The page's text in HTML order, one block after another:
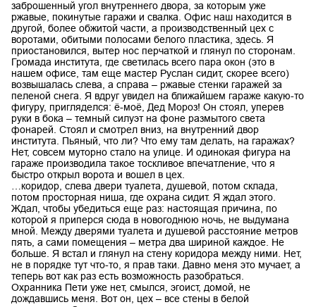
заброшенный угол внутреннего двора, за которым уже
ржавые, покинутые гаражи и свалка. Офис наш находится в
другой, более обжитой части, а производственный цех с
воротами, обитыми полосами белого пластика, здесь. Я
приостановился, вытер нос перчаткой и глянул по сторонам.
Громада института, где светилась всего пара окон (это в
нашем офисе, там еще мастер Руслан сидит, скорее всего)
возвышалась слева, а справа – ржавые стенки гаражей за
пеленой снега. Я вдруг увидел на ближайшем гараже какую-то
фигуру, пригляделся: ё-моё, Дед Мороз! Он стоял, уперев
руки в бока – темный силуэт на фоне размытого света
фонарей. Стоял и смотрел вниз, на внутренний двор
института. Пьяный, что ли? Что ему там делать, на гаражах?
Нет, совсем муторно стало на улице. И одинокая фигура на
гараже производила такое тоскливое впечатление, что я
быстро открыл ворота и вошел в цех.
…коридор, слева двери туалета, душевой, потом склада,
потом просторная ниша, где охрана сидит. Я ждал этого.
Ждал, чтобы убедиться еще раз: настоящая причина, по
которой я приперся сюда в новогоднюю ночь, не выдумана
мной. Между дверями туалета и душевой расстояние метров
пять, а сами помещения – метра два шириной каждое. Не
больше. Я встал и глянул на стену коридора между ними. Нет,
не в порядке тут что-то, я прав таки. Давно меня это мучает, а
теперь вот как раз есть возможность разобраться.
Охранника Пети уже нет, смылся, эгоист, домой, не
дождавшись меня. Вот он, цех – все стены в белой